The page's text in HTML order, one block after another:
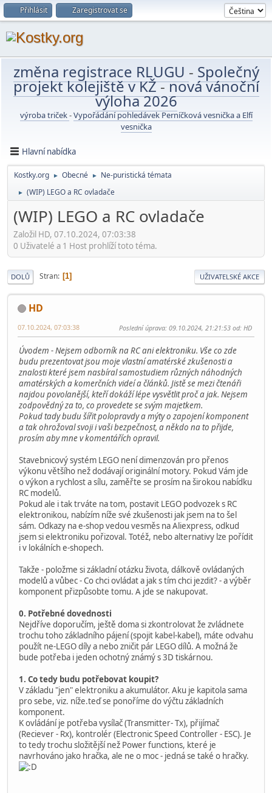
Přihlásit Zaregistrovat se
změna registrace RLUGU - Společný
projekt kolejiště v KŽ-nová vánoční
výloha 2026
výroba triček-Vypořádání pohledávek Perníčková vesnička a Elfí
vesnička
Hlavní nabídka
Kostky.org ► Obecné ► Ne-puristická témata
► (WIP) LEGO a RC ovladače
(WIP) LEGO a RC ovladače
Založil HD, 07.10.2024, 07:03:38
0 Uživatelé a 1 Host prohlíží toto téma.
DOLŮ Stran 1 UŽIVATELSKÉ AKCE
HD
07.10.2024, 07:03:38 Poslední úprava: 09.10.2024, 21:21:53 od: HD
Úvodem - Nejsem odborník na RC ani elektroniku. Vše co zde
budu prezentovat jsou moje vlastní amatérské zkušenosti a
znalosti které jsem nasbíral samostudiem různých náhodných
amatérských a komerčních videí a článků. Jistě se mezi čtenáři
najdou povolanější, kteří dokáží lépe vysvětlit proč a jak. Nejsem
zodpovědný za to, co provedete se svým majetkem.
Pokud tady budu šířit polopravdy a mýty o zapojení komponent
a tak ohrožoval svoji i vaši bezpečnost, a někdo na to přijde,
prosím aby mne v komentářích opravil.
Stavebnicový systém LEGO není dimenzován pro přenos
výkonu většího než dodávají originální motory. Pokud Vám jde
o výkon a rychlost a sílu, zaměřte se prosím na širokou nabídku
RC modelů.
Pokud ale i tak trváte na tom, postavit LEGO podvozek s RC
elektronikou, nabízím níže své zkušenosti jak jsem na to šel
sám. Odkazy na e-shop vedou vesměs na Aliexpress, odkud
jsem si elektroniku pořizoval. Totéž, nebo alternativy lze pořídit
i v lokálních e-shopech.
Takže - položme si základní otázku života, dálkově ovládaných
modelů a vůbec - Co chci ovládat a jak s tím chci jezdit? - a výběr
komponent přizpůsobte tomu. A jde se nakupovat.
0. Potřebné dovednosti
Nejdříve doporučím, ještě doma si zkontrolovat že zvládnete
trochu toho základního pájení (spojit kabel-kabel), máte odvahu
použít ne-LEGO díly a nebo zničit pár LEGO dílů. A možná že
bude potřeba i jeden ochotný známý s 3D tiskárnou.
1. Co tedy budu potřebovat koupit?
V základu "jen" elektroniku a akumulátor. Aku je kapitola sama
pro sebe, viz. níže.teď se ponoříme do výčtu základních
komponent.
K ovládání je potřeba vysílač (Transmitter- Tx), přijímač
(Reciever - Rx), kontrolér (Electronic Speed Controller - ESC). Je
to tedy trochu složitější než Power functions, které je
navrhováno jako hračka, ale ne o moc - jedná se také o hračky.